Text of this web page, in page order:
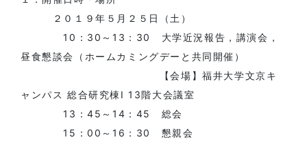
２０１９年５月２５日（土）
10：30～13：30 大学近況報告，講演会，
昼食懇談会（ホームカミングデーと共同開催）
【会場】福井大学文京キ
ャンパス 総合研究棟Ⅰ 13階大会議室
13：45～14：45 総会
15：00～16：30 懇親会